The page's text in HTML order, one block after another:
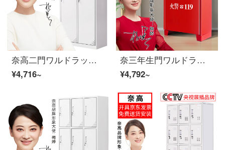
奈高二門ワルドラック鉄の皮の箱の鋼製のロッカー
¥4,716~
奈三年生門ワルドラックスチール製ロッカー
¥4,792~